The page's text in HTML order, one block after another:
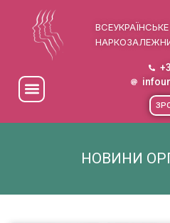
НОВИНИ